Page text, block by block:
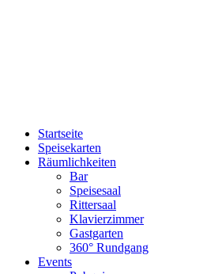
Startseite
Speisekarten
Räumlichkeiten
Bar
Speisesaal
Rittersaal
Klavierzimmer
Gastgarten
360° Rundgang
Events